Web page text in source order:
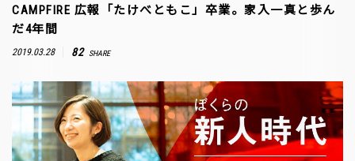
CAMPFIRE 広報「たけべともこ」卒業。家入一真と歩ん
だ4年間
2019.03.28 82 SHARE